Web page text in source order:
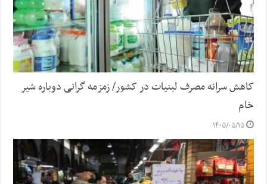
کاهش سرانه مصرف لبنیات در کشور/ زمزمه گرانی دوباره شیر
خام
۱۴۰۵/۰۵/۱۵